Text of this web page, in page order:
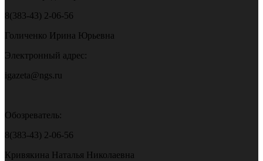
8(383-43) 2-06-56
Голиченко Ирина Юрьевна
Электронный адрес:
igazeta@ngs.ru
Обозреватель:
8(383-43) 2-06-56
Кривякина Наталья Николаевна